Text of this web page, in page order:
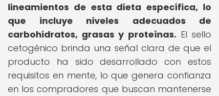
lineamientos de esta dieta específica, lo
que incluye niveles adecuados de
carbohidratos, grasas y proteínas. El sello
cetogénico brinda una señal clara de que el
producto ha sido desarrollado con estos
requisitos en mente, lo que genera confianza
en los compradores que buscan mantenerse